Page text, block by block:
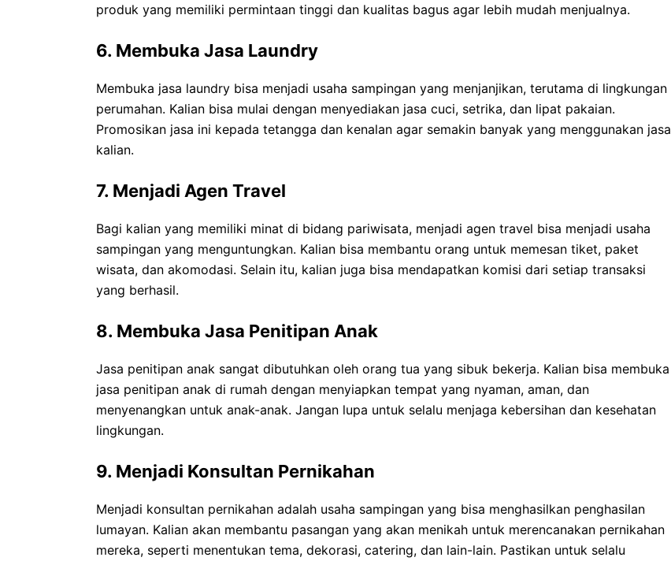
produk yang memiliki permintaan tinggi dan kualitas bagus agar lebih mudah menjualnya.
6. Membuka Jasa Laundry
Membuka jasa laundry bisa menjadi usaha sampingan yang menjanjikan, terutama di lingkungan
perumahan. Kalian bisa mulai dengan menyediakan jasa cuci, setrika, dan lipat pakaian.
Promosikan jasa ini kepada tetangga dan kenalan agar semakin banyak yang menggunakan jasa
kalian.
7. Menjadi Agen Travel
Bagi kalian yang memiliki minat di bidang pariwisata, menjadi agen travel bisa menjadi usaha
sampingan yang menguntungkan. Kalian bisa membantu orang untuk memesan tiket, paket
wisata, dan akomodasi. Selain itu, kalian juga bisa mendapatkan komisi dari setiap transaksi
yang berhasil.
8. Membuka Jasa Penitipan Anak
Jasa penitipan anak sangat dibutuhkan oleh orang tua yang sibuk bekerja. Kalian bisa membuka
jasa penitipan anak di rumah dengan menyiapkan tempat yang nyaman, aman, dan
menyenangkan untuk anak-anak. Jangan lupa untuk selalu menjaga kebersihan dan kesehatan
lingkungan.
9. Menjadi Konsultan Pernikahan
Menjadi konsultan pernikahan adalah usaha sampingan yang bisa menghasilkan penghasilan
lumayan. Kalian akan membantu pasangan yang akan menikah untuk merencanakan pernikahan
mereka, seperti menentukan tema, dekorasi, catering, dan lain-lain. Pastikan untuk selalu